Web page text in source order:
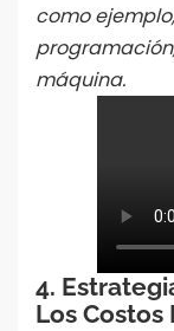
como
máquina.
4.
Los Costos